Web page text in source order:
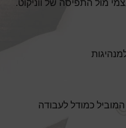
מול התפיסה של ווניקוט.
כמודל לעבודה